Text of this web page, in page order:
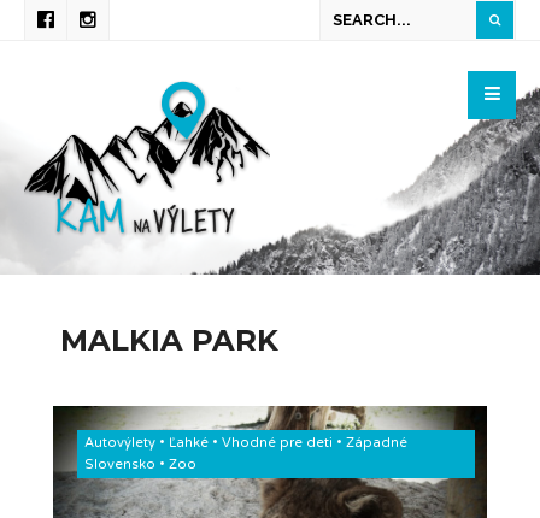
MALKIA PARK
Autovýlety • Ľahké • Vhodné pre deti • Západné
Slovensko • Zoo